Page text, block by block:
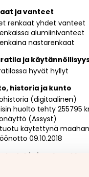
ja vanteet
renkaat yhdet vanteet
alumiinivanteet
nastarenkaat
ja
hyvät hyllyt
historia ja kunto
(digitaalinen)
huolto tehty 255795
(Assyst)
käytettynä maahan
09.10.2018
ja joustavat